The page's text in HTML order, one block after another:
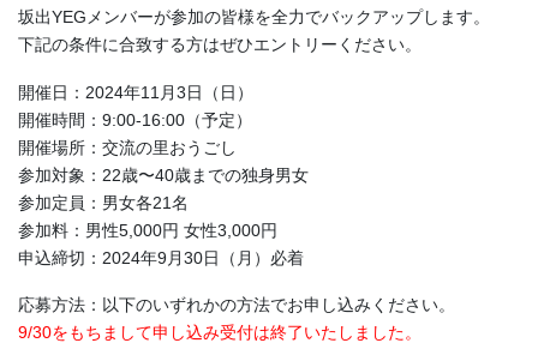
坂出YEGメンバーが参加の皆様を全力でバックアップします。
下記の条件に合致する方はぜひエントリーください。
開催日：2024年11月3日（日）
開催時間：9:00-16:00（予定）
開催場所：交流の里おうごし
参加対象：22歳〜40歳までの独身男女
参加定員：男女各21名
参加料：男性5,000円 女性3,000円
申込締切：2024年9月30日（月）必着
応募方法：以下のいずれかの方法でお申し込みください。
9/30をもちまして申し込み受付は終了いたしました。